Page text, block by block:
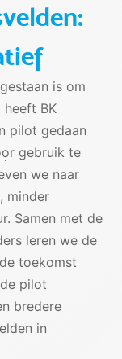
is om
BK
pilot gedaan
gebruik te
we naar
minder
Samen met de
leren we de
toekomst
pilot
bredere
in